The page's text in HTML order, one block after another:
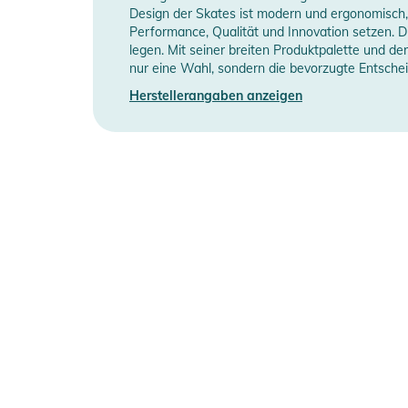
Produktinformationen und
Gebrauchsanweisungen, Sicherheitshinweise und
Design der Skates ist modern und
Performance, Qualität und Innovation setzen.
legen. Mit seiner breiten Produktpalette und
nur eine Wahl, sondern die bevorzugte
Herstellerangaben anzeigen